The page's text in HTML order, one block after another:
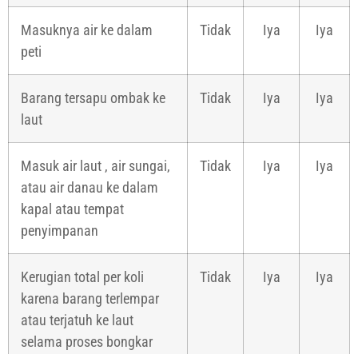
Masuknya air ke dalam
peti
Tidak Iya Iya
Barang tersapu ombak ke
laut
Tidak Iya Iya
Masuk air laut , air sungai,
atau air danau ke dalam
kapal atau tempat
penyimpanan
Tidak Iya Iya
Kerugian total per koli
karena barang terlempar
atau terjatuh ke laut
selama proses bongkar
Tidak Iya Iya